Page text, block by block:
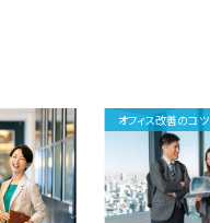
オフィス改善のコツ